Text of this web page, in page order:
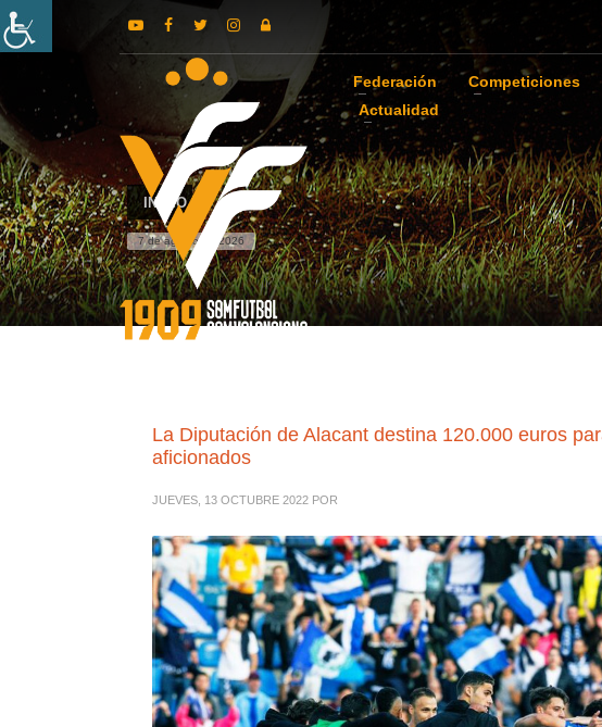
Federación Competiciones
Actualidad
INICIO
7 de agosto de 2026
La Diputación de Alacant destina 120.000 euros
aficionados
JUEVES, 13 OCTUBRE 2022 POR